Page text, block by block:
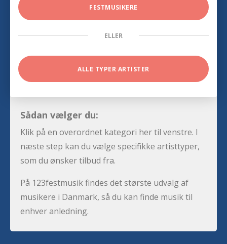
FESTMUSIKERE
ELLER
ALLE TYPER ARTISTER
Sådan vælger du:
Klik på en overordnet kategori her til venstre. I
næste step kan du vælge specifikke artisttyper,
som du ønsker tilbud fra.
På 123festmusik findes det største udvalg af
musikere i Danmark, så du kan finde musik til
enhver anledning.